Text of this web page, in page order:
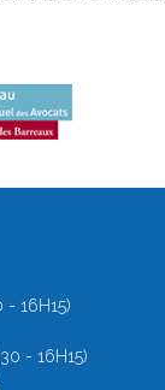
- 16H15)
- 16H15)